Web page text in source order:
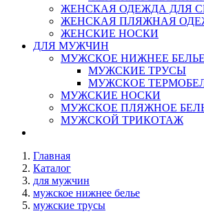
ЖЕНСКАЯ ОДЕЖДА ДЛЯ
ЖЕНСКАЯ ПЛЯЖНАЯ
ЖЕНСКИЕ НОСКИ
ДЛЯ МУЖЧИН
МУЖСКОЕ НИЖНЕЕ БЕЛЬЕ
МУЖСКИЕ ТРУСЫ
МУЖСКОЕ
МУЖСКИЕ НОСКИ
МУЖСКОЕ ПЛЯЖНОЕ
МУЖСКОЙ ТРИКОТАЖ
Главная
Каталог
для мужчин
мужское нижнее белье
мужские трусы